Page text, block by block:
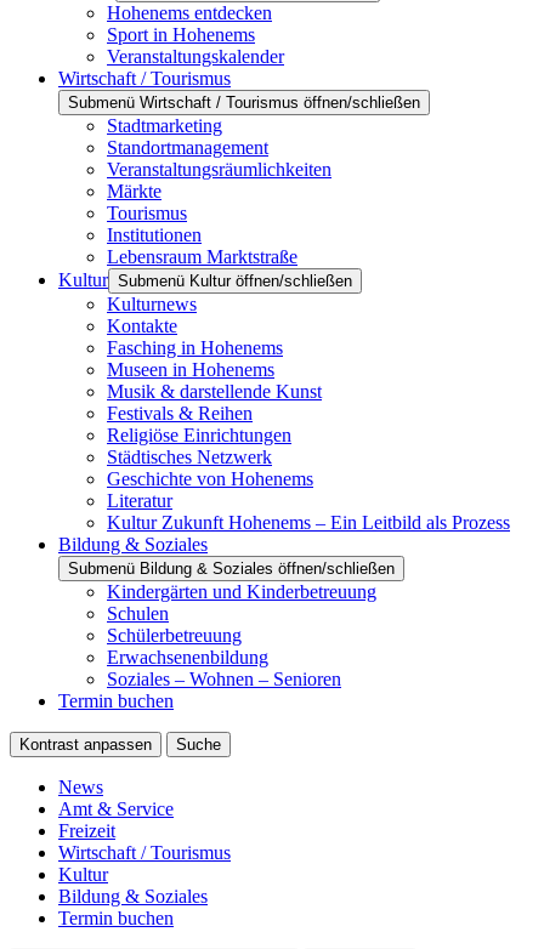
Hohenems entdecken
Sport in Hohenems
Veranstaltungskalender
Wirtschaft / Tourismus
Submenü Wirtschaft / Tourismus öffnen/schließen
Stadtmarketing
Standortmanagement
Veranstaltungsräumlichkeiten
Märkte
Tourismus
Institutionen
Lebensraum Marktstraße
Kultur Submenü Kultur öffnen/schließen
Kulturnews
Kontakte
Fasching in Hohenems
Museen in Hohenems
Musik & darstellende Kunst
Festivals & Reihen
Religiöse Einrichtungen
Städtisches Netzwerk
Geschichte von Hohenems
Literatur
Kultur Zukunft Hohenems – Ein Leitbild als Prozess
Bildung & Soziales
Submenü Bildung & Soziales öffnen/schließen
Kindergärten und Kinderbetreuung
Schulen
Schülerbetreuung
Erwachsenenbildung
Soziales – Wohnen – Senioren
Termin buchen
Kontrast anpassen Suche
News
Amt & Service
Freizeit
Wirtschaft / Tourismus
Kultur
Bildung & Soziales
Termin buchen